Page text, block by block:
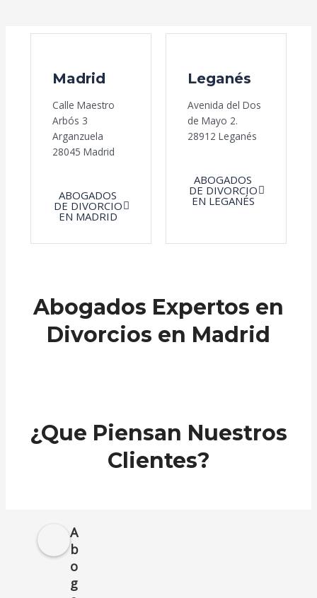
Madrid
Calle Maestro
Arbós 3
Arganzuela
28045 Madrid
ABOGADOS
DE DIVORCIO
EN MADRID
Leganés
Avenida del Dos
de Mayo 2.
28912 Leganés
ABOGADOS
DE DIVORCIO
EN LEGANÉS
Abogados Expertos en
Divorcios en Madrid
¿Que Piensan Nuestros
Clientes?
A
b
o
g